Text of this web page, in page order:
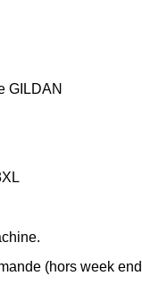
GILDAN
(hors week